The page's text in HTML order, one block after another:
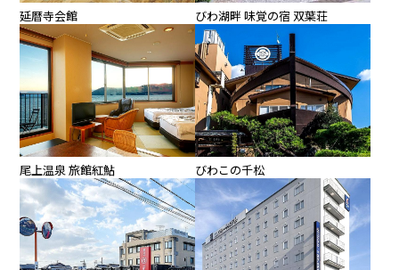
延暦寺会館 びわ湖畔 味覚の宿 双葉荘
尾上温泉 旅館紅鮎 びわこの千松